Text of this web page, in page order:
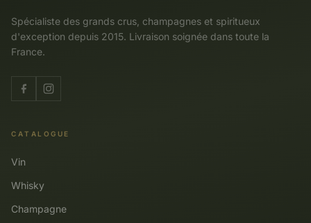
Spécialiste des grands crus, champagnes et spiritueux
d'exception depuis 2015. Livraison soignée dans toute la
France.
CATALOGUE
Vin
Whisky
Champagne